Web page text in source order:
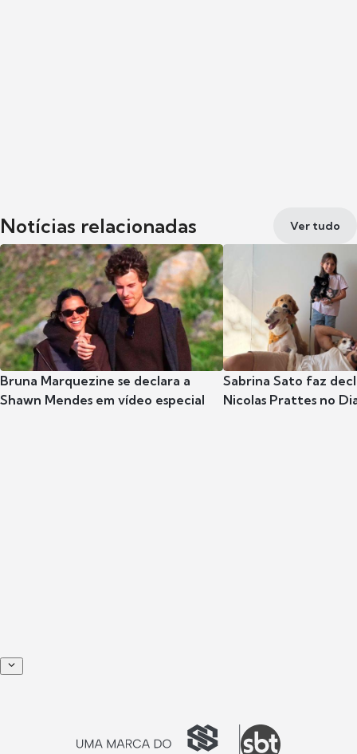
Notícias relacionadas Ver tudo
Bruna Marquezine se declara a
Shawn Mendes em vídeo especial
Sabrina Sato faz
Nicolas Prattes no